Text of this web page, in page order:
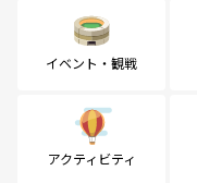
イベント・観戦
アクティビティ